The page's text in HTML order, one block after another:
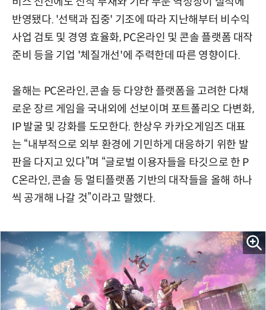
반영됐다. '선택과 집중' 기조에 따라 지난해부터 비수익
사업 검토 및 경영 효율화, PC온라인 및 콘솔 플랫폼 대작
준비 등을 기업 '체질개선'에 주력한데 따른 영향이다.
올해는 PC온라인, 콘솔 등 다양한 플랫폼을 고려한 다채
로운 장르 게임을 국내외에 선보이며 포트폴리오 다변화,
IP 발굴 및 강화를 도모한다. 한상우 카카오게임즈 대표
는 “내부적으로 외부 환경에 기민하게 대응하기 위한 발
판을 다지고 있다”며 “글로벌 이용자들을 타깃으로 한 P
C온라인, 콘솔 등 멀티플랫폼 기반의 대작들을 올해 하나
씩 공개해 나갈 것”이라고 말했다.